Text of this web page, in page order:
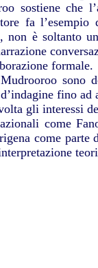
sostiene che
fa
non è soltanto
formale.
fino
gli interessi
come
come